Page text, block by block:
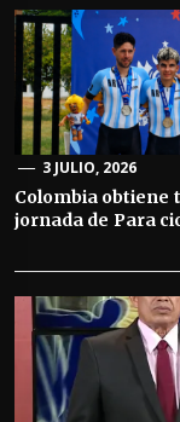
3 JULIO, 2026
Colombia obtiene
jornada de Para